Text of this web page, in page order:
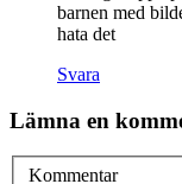
barnen med
hata det
Svara
Lämna en
Kommentar